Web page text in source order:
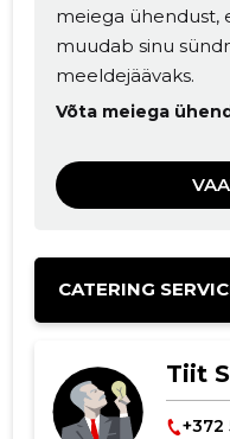
meiega ühendust,
muudab sinu
meeldejäävaks.
Võta meiega
CATERING
Tiit
+372